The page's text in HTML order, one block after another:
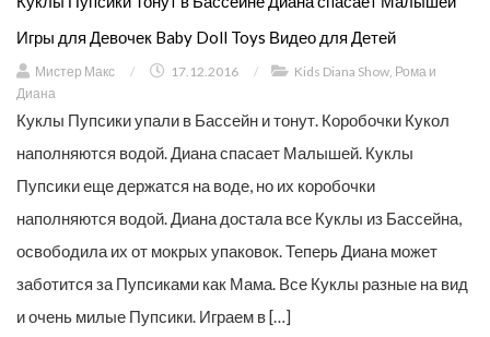
Игры для Девочек Baby Doll Toys Видео для Детей
Мистер Макс / 17.12.2016 / Kids Diana Show Рома и
Диана
Куклы Пупсики упали в Бассейн и тонут. Коробочки Кукол
наполняются водой. Диана спасает Малышей. Куклы
Пупсики еще держатся на воде, но их коробочки
наполняются водой. Диана достала все Куклы из Бассейна,
освободила их от мокрых упаковок. Теперь Диана может
заботится за Пупсиками как Мама. Все Куклы разные на вид
и очень милые Пупсики. Играем в […]